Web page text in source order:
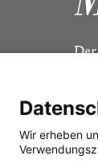
Wir erheben